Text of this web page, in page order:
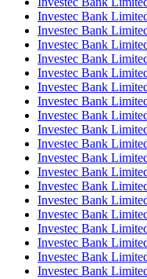
Investec Bank
Investec Bank
Investec Bank
Investec Bank
Investec Bank
Investec Bank
Investec Bank
Investec Bank
Investec Bank
Investec Bank
Investec Bank
Investec Bank
Investec Bank
Investec Bank
Investec Bank
Investec Bank
Investec Bank
Investec Bank
Investec Bank